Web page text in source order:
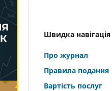
Швидка навігація
Про журнал
Правила подання
Вартість послуг